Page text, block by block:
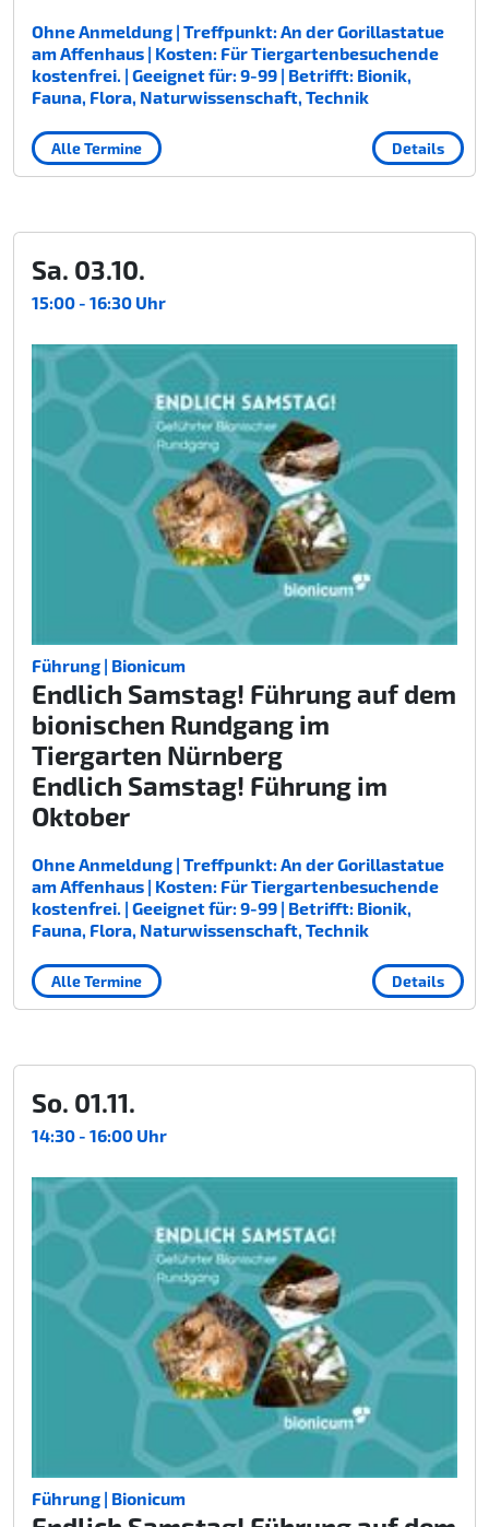
Ohne Anmeldung | Treffpunkt: An der Gorillastatue
am Affenhaus | Kosten: Für Tiergartenbesuchende
kostenfrei. | Geeignet für: 9-99 | Betrifft: Bionik,
Fauna, Flora, Naturwissenschaft, Technik
Details
Alle Termine
Sa. 03.10.
15:00 - 16:30 Uhr
Führung | Bionicum
Endlich Samstag! Führung auf dem
bionischen Rundgang im
Tiergarten Nürnberg
Endlich Samstag! Führung im
Oktober
Ohne Anmeldung | Treffpunkt: An der Gorillastatue
am Affenhaus | Kosten: Für Tiergartenbesuchende
kostenfrei. | Geeignet für: 9-99 | Betrifft: Bionik,
Fauna, Flora, Naturwissenschaft, Technik
Details
Alle Termine
So. 01.11.
14:30 - 16:00 Uhr
Führung | Bionicum